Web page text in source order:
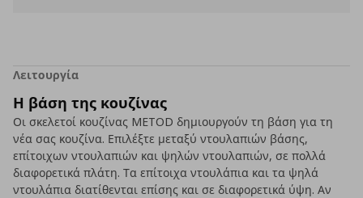
Λειτουργία
Η βάση της κουζίνας
Οι σκελετοί κουζίνας METOD δημιουργούν τη βάση για τη
νέα σας κουζίνα. Επιλέξτε μεταξύ ντουλαπιών βάσης,
επίτοιχων ντουλαπιών και ψηλών ντουλαπιών, σε πολλά
διαφορετικά πλάτη. Τα επίτοιχα ντουλάπια και τα ψηλά
ντουλάπια διατίθενται επίσης και σε διαφορετικά ύψη. Αν